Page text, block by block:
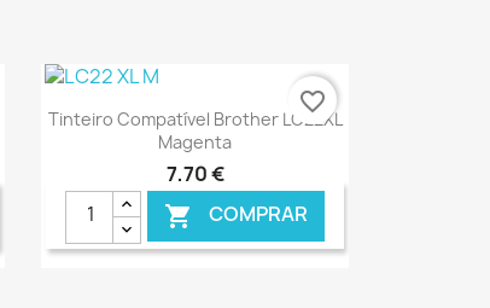
Ver+
Tinteiro Compatível Brother LC22XL
Magenta
7,70 €
 COMPRAR
favorite_border